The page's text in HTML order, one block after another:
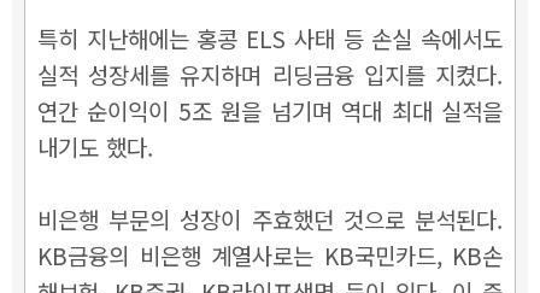
특히 지난해에는 홍콩 ELS 사태 등 손실 속에서도
실적 성장세를 유지하며 리딩금융 입지를 지켰다.
연간 순이익이 5조 원을 넘기며 역대 최대 실적을
내기도 했다.
비은행 부문의 성장이 주효했던 것으로 분석된다.
KB금융의 비은행 계열사로는 KB국민카드, KB손